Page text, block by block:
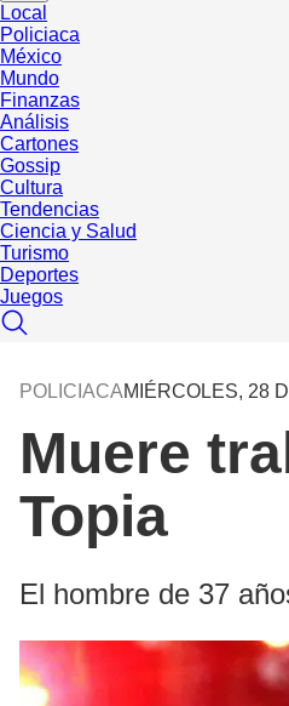
Local
Policiaca
México
Mundo
Finanzas
Análisis
Cartones
Gossip
Cultura
Tendencias
Ciencia y Salud
Turismo
Deportes
Juegos
POLICIACAMIÉRCOLES, 28
Muere
Topia
El hombre de 37